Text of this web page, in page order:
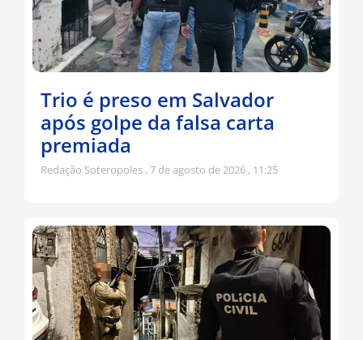
Trio é preso em Salvador
após golpe da falsa carta
premiada
Redação Soteropoles 7 de agosto de 2026 11:25